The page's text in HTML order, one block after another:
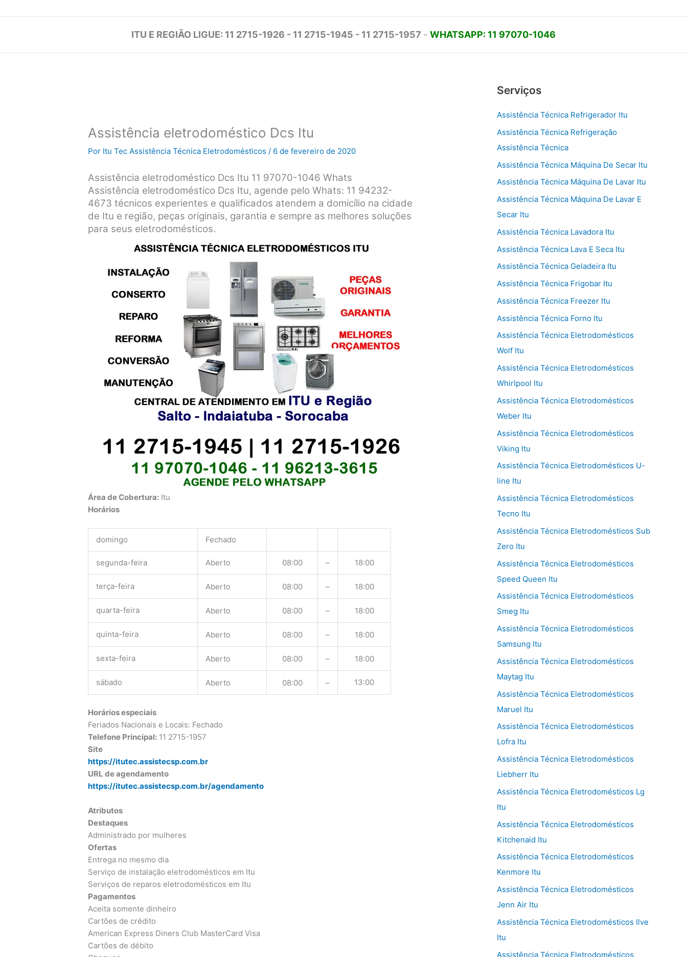
ITU E REGIÃO LIGUE: 11 2715-1926 - 11 2715-1945 - 11 2715-1957 - WHATSAPP: 11 97070-1046
Assistência eletrodoméstico Dcs Itu
Por Itu Tec Assistência Técnica Eletrodomésticos/ 6 de fevereiro de 2020
Assistência eletrodoméstico Dcs Itu 11 97070-1046 Whats
Assistência eletrodoméstico Dcs Itu, agende pelo Whats: 11 94232-
4673 técnicos experientes e qualificados atendem a domicílio na cidade
de Itu e região, peças originais, garantia e sempre as melhores soluções
para seus eletrodomésticos.
Área de Cobertura: Itu
Horários
domingo Fechado
segunda-feira Aberto 08:00 – 18:00
terça-feira Aberto 08:00 – 18:00
quarta-feira Aberto 08:00 – 18:00
quinta-feira Aberto 08:00 – 18:00
sexta-feira Aberto 08:00 – 18:00
sábado Aberto 08:00 – 13:00
Horários especiais
Feriados Nacionais e Locais: Fechado
Telefone Principal: 11 2715-1957
Site
https://itutec.assistecsp.com.br
URL de agendamento
https://itutec.assistecsp.com.br/agendamento
Atributos
Destaques
Administrado por mulheres
Ofertas
Entrega no mesmo dia
Serviço de instalação eletrodomésticos em Itu
Serviços de reparos eletrodomésticos em Itu
Pagamentos
Aceita somente dinheiro
Cartões de crédito
American Express Diners Club MasterCard Visa
Cartões de débito
Serviços
Assistência Técnica Refrigerador Itu
Assistência Técnica Refrigeração
Assistência Técnica
Assistência Técnica Máquina De Secar Itu
Assistência Técnica Máquina De Lavar Itu
Assistência Técnica Máquina De Lavar E
Secar Itu
Assistência Técnica Lavadora Itu
Assistência Técnica Lava E Seca Itu
Assistência Técnica Geladeira Itu
Assistência Técnica Frigobar Itu
Assistência Técnica Freezer Itu
Assistência Técnica Forno Itu
Assistência Técnica Eletrodomésticos
Wolf Itu
Assistência Técnica Eletrodomésticos
Whirlpool Itu
Assistência Técnica Eletrodomésticos
Weber Itu
Assistência Técnica Eletrodomésticos
Viking Itu
Assistência Técnica Eletrodomésticos U-
line Itu
Assistência Técnica Eletrodomésticos
Tecno Itu
Assistência Técnica Eletrodomésticos Sub
Zero Itu
Assistência Técnica Eletrodomésticos
Speed Queen Itu
Assistência Técnica Eletrodomésticos
Smeg Itu
Assistência Técnica Eletrodomésticos
Samsung Itu
Assistência Técnica Eletrodomésticos
Maytag Itu
Assistência Técnica Eletrodomésticos
Maruel Itu
Assistência Técnica Eletrodomésticos
Lofra Itu
Assistência Técnica Eletrodomésticos
Liebherr Itu
Assistência Técnica Eletrodomésticos Lg
Itu
Assistência Técnica Eletrodomésticos
Kitchenaid Itu
Assistência Técnica Eletrodomésticos
Kenmore Itu
Assistência Técnica Eletrodomésticos
Jenn Air Itu
Assistência Técnica Eletrodomésticos Ilve
Itu
Assistência Técnica Eletrodomésticos